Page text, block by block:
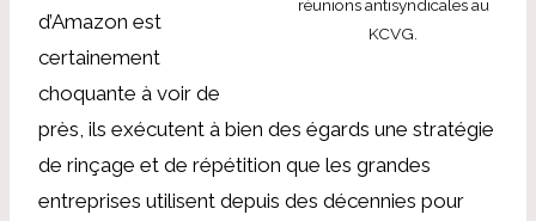
réunions antisyndicales au
KCVG.
d’Amazon est
certainement
choquante à voir de
près, ils exécutent à bien des égards une stratégie
de rinçage et de répétition que les grandes
entreprises utilisent depuis des décennies pour